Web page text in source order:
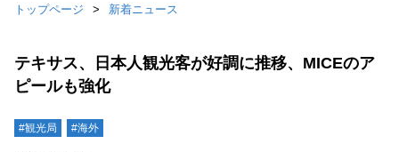
トップページ 新着ニュース
テキサス、日本人観光客が好調に推移、MICEのア
ピールも強化
#観光局 #海外